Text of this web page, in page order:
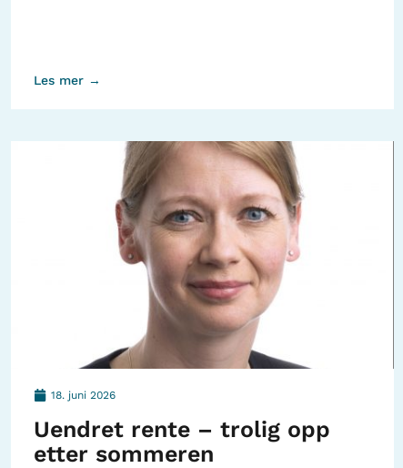
Les mer →
18. juni 2026
Uendret rente – trolig opp
etter sommeren